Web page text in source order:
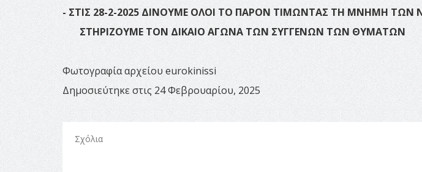
- ΣΤΙΣ 28-2-2025 ΔΙΝΟΥΜΕ ΟΛΟΙ ΤΟ ΠΑΡΟΝ ΤΙΜΩΝΤΑΣ ΤΗ ΜΝΗΜΗ ΤΩΝ
ΣΤΗΡΙΖΟΥΜΕ ΤΟΝ ΔΙΚΑΙΟ ΑΓΩΝΑ ΤΩΝ ΣΥΓΓΕΝΩΝ ΤΩΝ ΘΥΜΑΤΩΝ
Φωτογραφία αρχείου eurokinissi
Δημοσιεύτηκε στις 24 Φεβρουαρίου, 2025
Σχόλια